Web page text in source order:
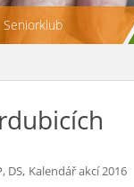
Seniorklub
DS, Kalendář akcí 2016